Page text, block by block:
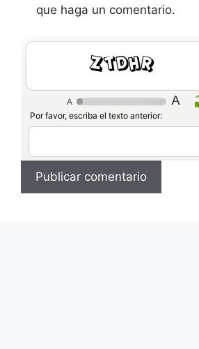
que haga un comentario.
waAph
Por favor, escriba el texto anterior: